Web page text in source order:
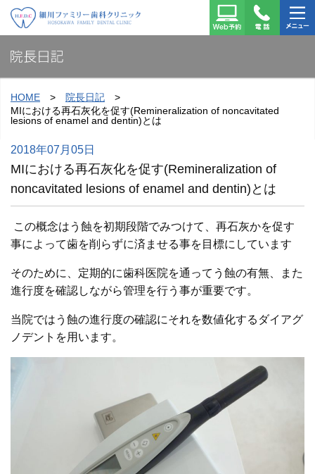
細川ファミリー歯科クリ
ニック
725-
ちら
HOME
院長日記
MIにおける再石灰化を促す(Remineralization of noncavitated
lesions of enamel and dentin)とは
2018年07月05日
MIにおける再石灰化を促す(Remineralization of
noncavitated lesions of enamel and dentin)とは
この概念はう蝕を初期段階でみつけて、再石灰かを促す
事によって歯を削らずに済ませる事を目標にしています
そのために、定期的に歯科医院を通ってう蝕の有無、また
進行度を確認しながら管理を行う事が重要です。
当院ではう蝕の進行度の確認にそれを数値化するダイアグ
ノデントを用います。